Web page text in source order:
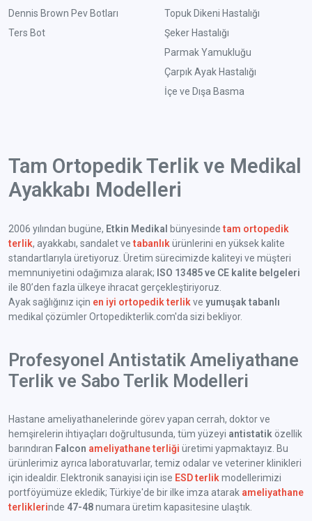
Dennis Brown Pev Botları
Ters Bot
Topuk Dikeni Hastalığı
Şeker Hastalığı
Parmak Yamukluğu
Çarpık Ayak Hastalığı
İçe ve Dışa Basma
Tam Ortopedik Terlik ve Medikal
Ayakkabı Modelleri
2006 yılından bugüne, Etkin Medikal bünyesindetam ortopedik
terlik, ayakkabı, sandalet vetabanlık ürünlerini en yüksek kalite
standartlarıyla üretiyoruz. Üretim sürecimizde kaliteyi ve müşteri
memnuniyetini odağımıza alarak; ISO 13485 ve CE kalite belgeleri
ile 80’den fazla ülkeye ihracat gerçekleştiriyoruz.
Ayak sağlığınız için en iyi ortopedik terlik ve yumuşak tabanlı
medikal çözümler Ortopedikterlik.com'da sizi bekliyor.
Profesyonel Antistatik Ameliyathane
Terlik ve Sabo Terlik Modelleri
Hastane ameliyathanelerinde görev yapan cerrah, doktor ve
hemşirelerin ihtiyaçları doğrultusunda, tüm yüzeyi antistatik özellik
barındıran Falcon ameliyathane terliği üretimi yapmaktayız. Bu
ürünlerimiz ayrıca laboratuvarlar, temiz odalar ve veteriner klinikleri
için idealdir. Elektronik sanayisi için ise ESD terlik modellerimizi
portföyümüze ekledik; Türkiye'de bir ilke imza atarak ameliyathane
terliklerinde 47-48numara üretim kapasitesine ulaştık.